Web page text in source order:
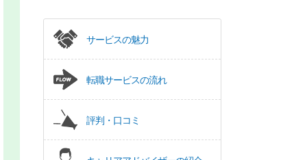
サービスの魅力
転職サービスの流れ
評判・口コミ